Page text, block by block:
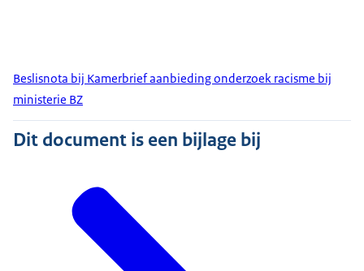
Beslisnota bij Kamerbrief aanbieding onderzoek racisme bij
ministerie BZ
Dit document is een bijlage bij